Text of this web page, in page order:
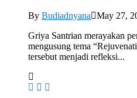
By Budiadnyana
May 27,
Griya Santrian merayakan
mengusung tema
tersebut menjadi refleksi...